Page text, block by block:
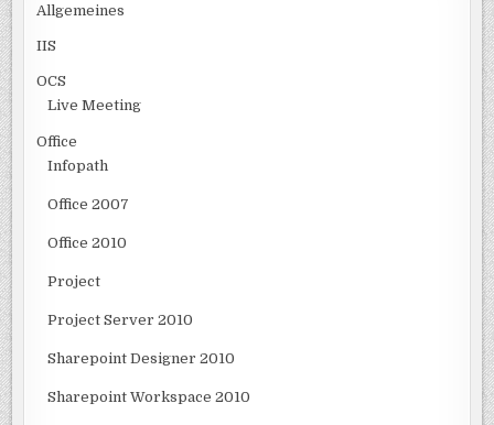
Allgemeines
IIS
OCS
Live Meeting
Office
Infopath
Office 2007
Office 2010
Project
Project Server 2010
Sharepoint Designer 2010
Sharepoint Workspace 2010